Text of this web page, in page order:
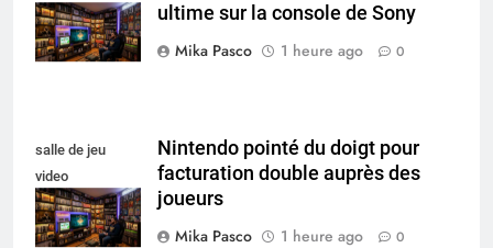
collectionneur
ultime sur la console de Sony
Mika Pasco
1 heure ago 0
salle de jeu
video
collectionneur
Nintendo pointé du doigt pour
facturation double auprès des
joueurs
Mika Pasco
1 heure ago 0